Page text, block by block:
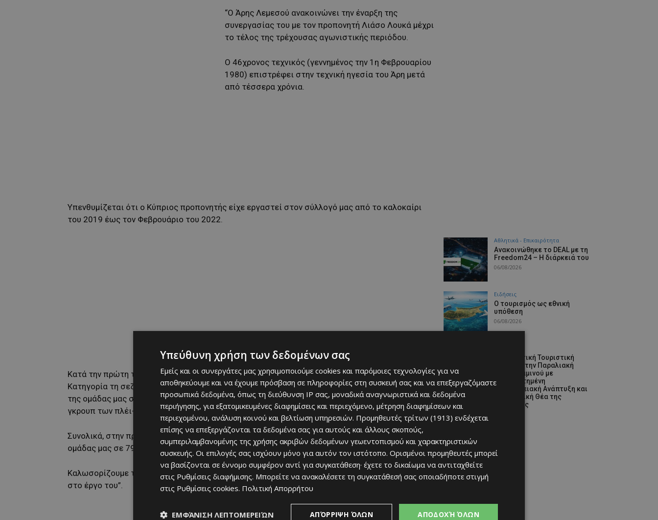
“Ο Άρης Λεμεσού ανακοινώνει την έναρξη της
συνεργασίας του με τον προπονητή Λιάσο Λουκά μέχρι
το τέλος της τρέχουσας αγωνιστικής περιόδου.
Ο 46χρονος τεχνικός (γεννημένος την 1η Φεβρουαρίου
1980) επιστρέφει στην τεχνική ηγεσία του Άρη μετά
από τέσσερα χρόνια.
Υπενθυμίζεται ότι ο Κύπριος προπονητής είχε εργαστεί στον σύλλογό μας από το καλοκαίρι
του 2019 έως τον Φεβρουάριο του 2022.
Κατά την πρώτη του θητεία, ήταν ο προπονητής που οδήγησε τον Άρη στην άνοδο στην Α΄
Κατηγορία τη σεζόν 2020–21, ενώ την αμέσως επόμενη αγωνιστική περίοδο, στην επιστροφή
της ομάδας μας στα μεγάλα σαλόνια, την καθοδήγησε για πρώτη φορά στην ιστορία της στο Α΄
γκρουπ των πλέι-οφ.
Συνολικά, στην πρώτη του παρουσία στον Άρη, ο έμπειρος τεχνικός κάθισε στον πάγκο της
ομάδας μας σε 79 αγώνες.
Καλωσορίζουμε τον Λιάσο Λουκά στην οικογένεια του Άρη και του ευχόμαστε κάθε επιτυχία
στο έργο του”.
Αθλητικά - Επικαιρότητα
Ανακοινώθηκε το DEAL με τη
Freedom24 – Η διάρκειά του
06/08/2026
Ειδήσεις
Ο τουρισμός ως εθνική
υπόθεση
06/08/2026
Εμβληματική Τουριστική
Έκταση στην Παραλιακή
Ζώνη Αλαμινού με
Αδειοδοτημένη
Ξενοδοχειακή Ανάπτυξη και
Πανοραμική Θέα της
Θάλασσας
Υπεύθυνη χρήση των δεδομένων σας
Εμείς και οι συνεργάτες μας χρησιμοποιούμε cookies και παρόμοιες τεχνολογίες για να
αποθηκεύουμε και να έχουμε πρόσβαση σε πληροφορίες στη συσκευή σας και να επεξεργαζόμαστε
προσωπικά δεδομένα, όπως τη διεύθυνση IP σας, μοναδικά αναγνωριστικά και δεδομένα
περιήγησης, για εξατομικευμένες διαφημίσεις και περιεχόμενο, μέτρηση διαφημίσεων και
περιεχομένου, ανάλυση κοινού και βελτίωση υπηρεσιών. Προμηθευτές τρίτων (1913) ενδέχεται
επίσης να επεξεργάζονται τα δεδομένα σας για αυτούς και άλλους σκοπούς,
συμπεριλαμβανομένης της χρήσης ακριβών δεδομένων γεωεντοπισμού και χαρακτηριστικών
συσκευής. Οι επιλογές σας ισχύουν μόνο για αυτόν τον ιστότοπο. Ορισμένοι προμηθευτές μπορεί
να βασίζονται σε έννομο συμφέρον αντί για συγκατάθεση· έχετε το δικαίωμα να αντιταχθείτε
στις Ρυθμίσεις διαφήμισης. Μπορείτε να ανακαλέσετε τη συγκατάθεσή σας οποιαδήποτε στιγμή
στις Ρυθμίσεις cookies. Πολιτική Απορρήτου
ΑΠΟΔΟΧΉ ΌΛΩΝ
ΑΠΌΡΡΙΨΗ ΌΛΩΝ
ΕΜΦΆΝΙΣΗ ΛΕΠΤΟΜΕΡΕΙΏΝ